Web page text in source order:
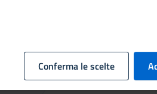
Nazionale -
la liquidità
15:10
Conferma le scelte